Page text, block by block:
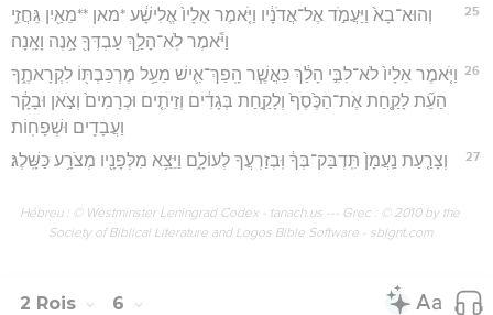
25
וְהוּא־בָא֙ וַיַּעֲמֹ֣ד אֶל־אֲדֹנָ֔יו וַיֹּ֤אמֶר אֵלָיו֙ אֱלִישָׁ֔ע *מאן **מֵאַ֖יִן גֵּחֲזִ֑י
וַיֹּ֕אמֶר לֹֽא־הָלַ֥ךְ עַבְדְּךָ֖ אָ֥נֶה וָאָֽנָה׃
26
וַיֹּ֤אמֶר אֵלָיו֙ לֹא־לִבִּ֣י הָלַ֔ךְ כַּאֲשֶׁ֧ר הָֽפַךְ־אִ֛ישׁ מֵעַ֥ל מֶרְכַּבְתּ֖וֹ לִקְרָאתֶ֑ךָ
הַעֵ֞ת לָקַ֤חַת אֶת־הַכֶּ֙סֶף֙ וְלָקַ֣חַת בְּגָדִ֔ים וְזֵיתִ֤ים וּכְרָמִים֙ וְצֹ֣אן וּבָקָ֔ר
וַעֲבָדִ֖ים וּשְׁפָחֽוֹת׃
27 וְצָרַ֤עַת נַֽעֲמָן֙ תִּֽדְבַּק־בְּךָ֔ וּֽבְזַרְעֲךָ לְעוֹלָ֑ם וַיֵּצֵ֥א מִלְּפָנָ֖יו מְצֹרָ֥ע כַּשָּֽׁלֶג׃
Hébreu : © Westminster Leningrad Codex - tanach.us --- Grec : © 2010 by the
Society of Biblical Literature and Logos Bible Software - sblgnt.com
2 Rois 6